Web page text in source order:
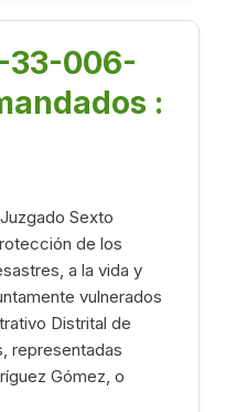
33-006-
:
Sexto
de los
a la vida y
vulnerados
Distrital de
representadas
Gómez, o